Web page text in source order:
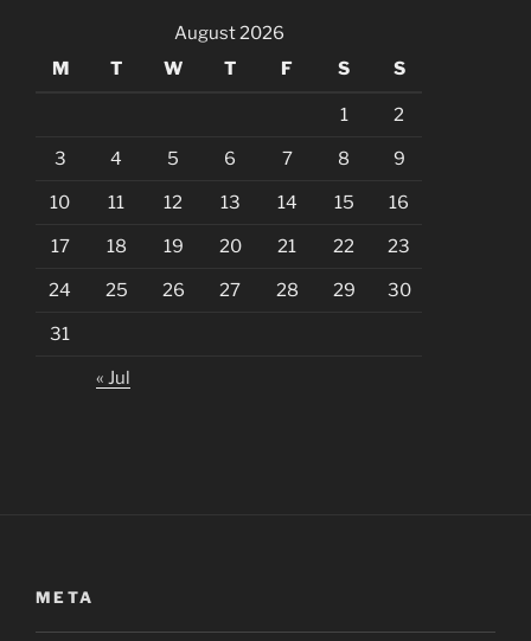
August 2026
M
T W T F S S
1 2
3 4 5 6 7 8 9
10 11 12 13 14 15 16
17 18 19 20 21 22 23
24 25 26 27 28 29 30
31
« Jul
META